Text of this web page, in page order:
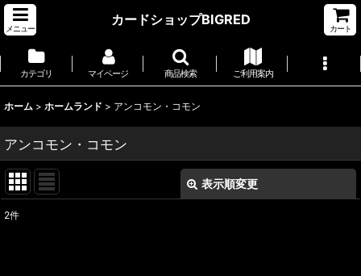
メニュー
カードショップBIGRED
カート
カテゴリ マイページ 商品検索 ご利用案内
ホーム > ホームランド > アンコモン・コモン
アンコモン・コモン
表示順変更
2件